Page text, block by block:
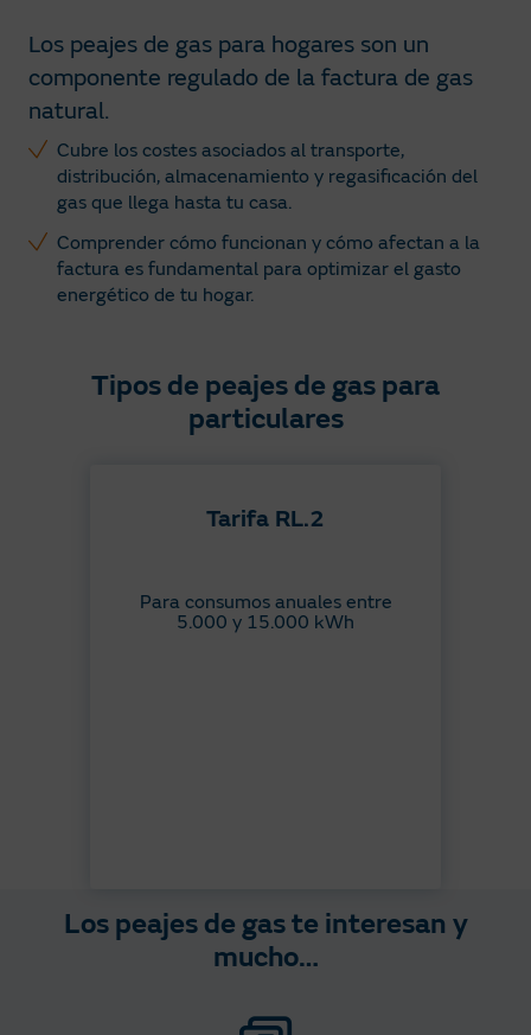
Los peajes de gas para hogares son un
componente regulado de la factura de gas
natural.​
Cubre los costes asociados al transporte,
distribución, almacenamiento y regasificación del
gas que llega hasta tu casa.
Comprender cómo funcionan y cómo afectan a la
factura es fundamental para optimizar el gasto
energético de tu hogar.
Tipos de peajes de gas para
particulares​
Tarifa RL.2
Para consumos anuales entre
5.000 y 15.000 kWh
Los peajes de gas te interesan y
mucho…